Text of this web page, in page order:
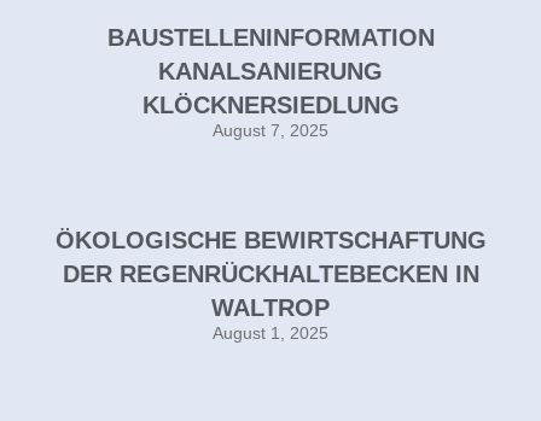
BAUSTELLENINFORMATION
KANALSANIERUNG
KLÖCKNERSIEDLUNG
August 7, 2025
ÖKOLOGISCHE BEWIRTSCHAFTUNG
DER REGENRÜCKHALTEBECKEN IN
WALTROP
August 1, 2025